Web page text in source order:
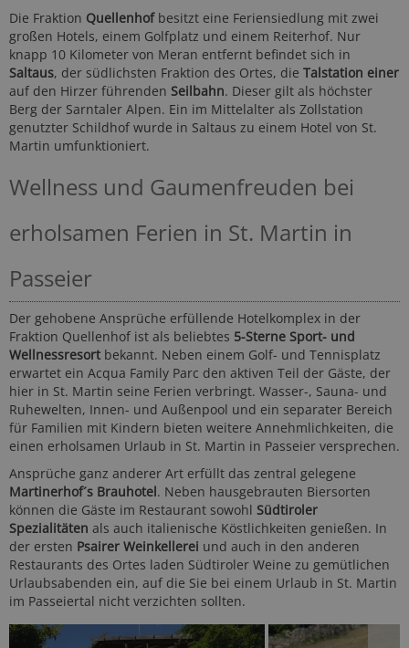
Die Fraktion Quellenhofbesitzt eine Feriensiedlung mit zwei
großen Hotels, einem Golfplatz und einem Reiterhof. Nur
knapp 10 Kilometer von Meran entfernt befindet sich in
Saltaus, der südlichsten Fraktion des Ortes, die Talstation einer
auf den Hirzer führenden Seilbahn. Dieser gilt als höchster
Berg der Sarntaler Alpen. Ein im Mittelalter als Zollstation
genutzter Schildhof wurde in Saltaus zu einem Hotel von St.
Martin umfunktioniert.
Wellness und Gaumenfreuden bei
erholsamen Ferien in St. Martin in
Passeier
Der gehobene Ansprüche erfüllende Hotelkomplex in der
Fraktion Quellenhof ist als beliebtes 5-Sterne Sport- und
Wellnessresort bekannt. Neben einem Golf- und Tennisplatz
erwartet ein Acqua Family Parc den aktiven Teil der Gäste, der
hier in St. Martin seine Ferien verbringt. Wasser-, Sauna- und
Ruhewelten, Innen- und Außenpool und ein separater Bereich
für Familien mit Kindern bieten weitere Annehmlichkeiten, die
einen erholsamen Urlaub in St. Martin in Passeier versprechen.
Ansprüche ganz anderer Art erfüllt das zentral gelegene
Martinerhof´s Brauhotel. Neben hausgebrauten Biersorten
können die Gäste im Restaurant sowohl Südtiroler
Spezialitäten als auch italienische Köstlichkeiten genießen. In
der ersten Psairer Weinkellerei und auch in den anderen
Restaurants des Ortes laden Südtiroler Weine zu gemütlichen
Urlaubsabenden ein, auf die Sie bei einem Urlaub in St. Martin
im Passeiertal nicht verzichten sollten.